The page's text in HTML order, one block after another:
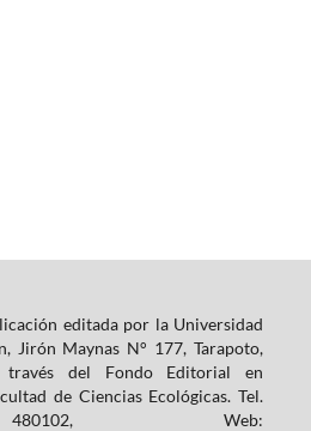
editada por la Universidad
Jirón Maynas N° 177, Tarapoto,
del Fondo Editorial en
de Ciencias Ecológicas. Tel.
Web: